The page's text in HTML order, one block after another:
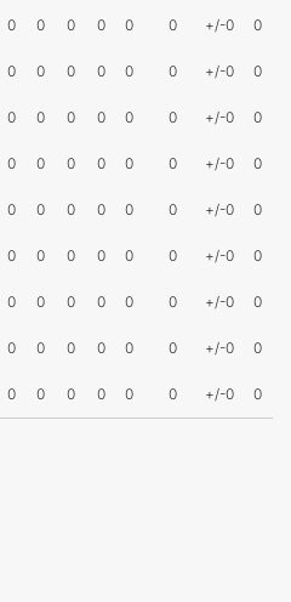
0 0 0 0 0 0 +/-0 0
0 0 0 0 0 0 +/-0 0
0 0 0 0 0 0 +/-0 0
0 0 0 0 0 0 +/-0 0
0 0 0 0 0 0 +/-0 0
0 0 0 0 0 0 +/-0 0
0 0 0 0 0 0 +/-0 0
0 0 0 0 0 0 +/-0 0
0 0 0 0 0 0 +/-0 0